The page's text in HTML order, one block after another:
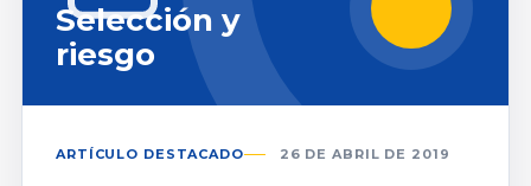
Selección y
riesgo
ARTÍCULO DESTACADO 26 DE ABRIL DE 2019